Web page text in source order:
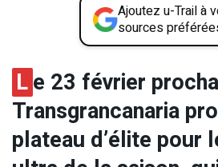
Ajoutez u-Trail à
sources
Le 23 février
Transgrancanaria
plateau d’élite pour